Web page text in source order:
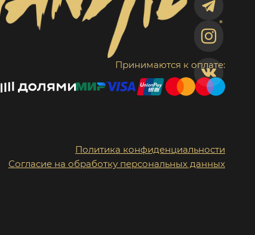
Принимаются к оплате:
Политика конфиденциальности
Согласие на обработку персональных данных